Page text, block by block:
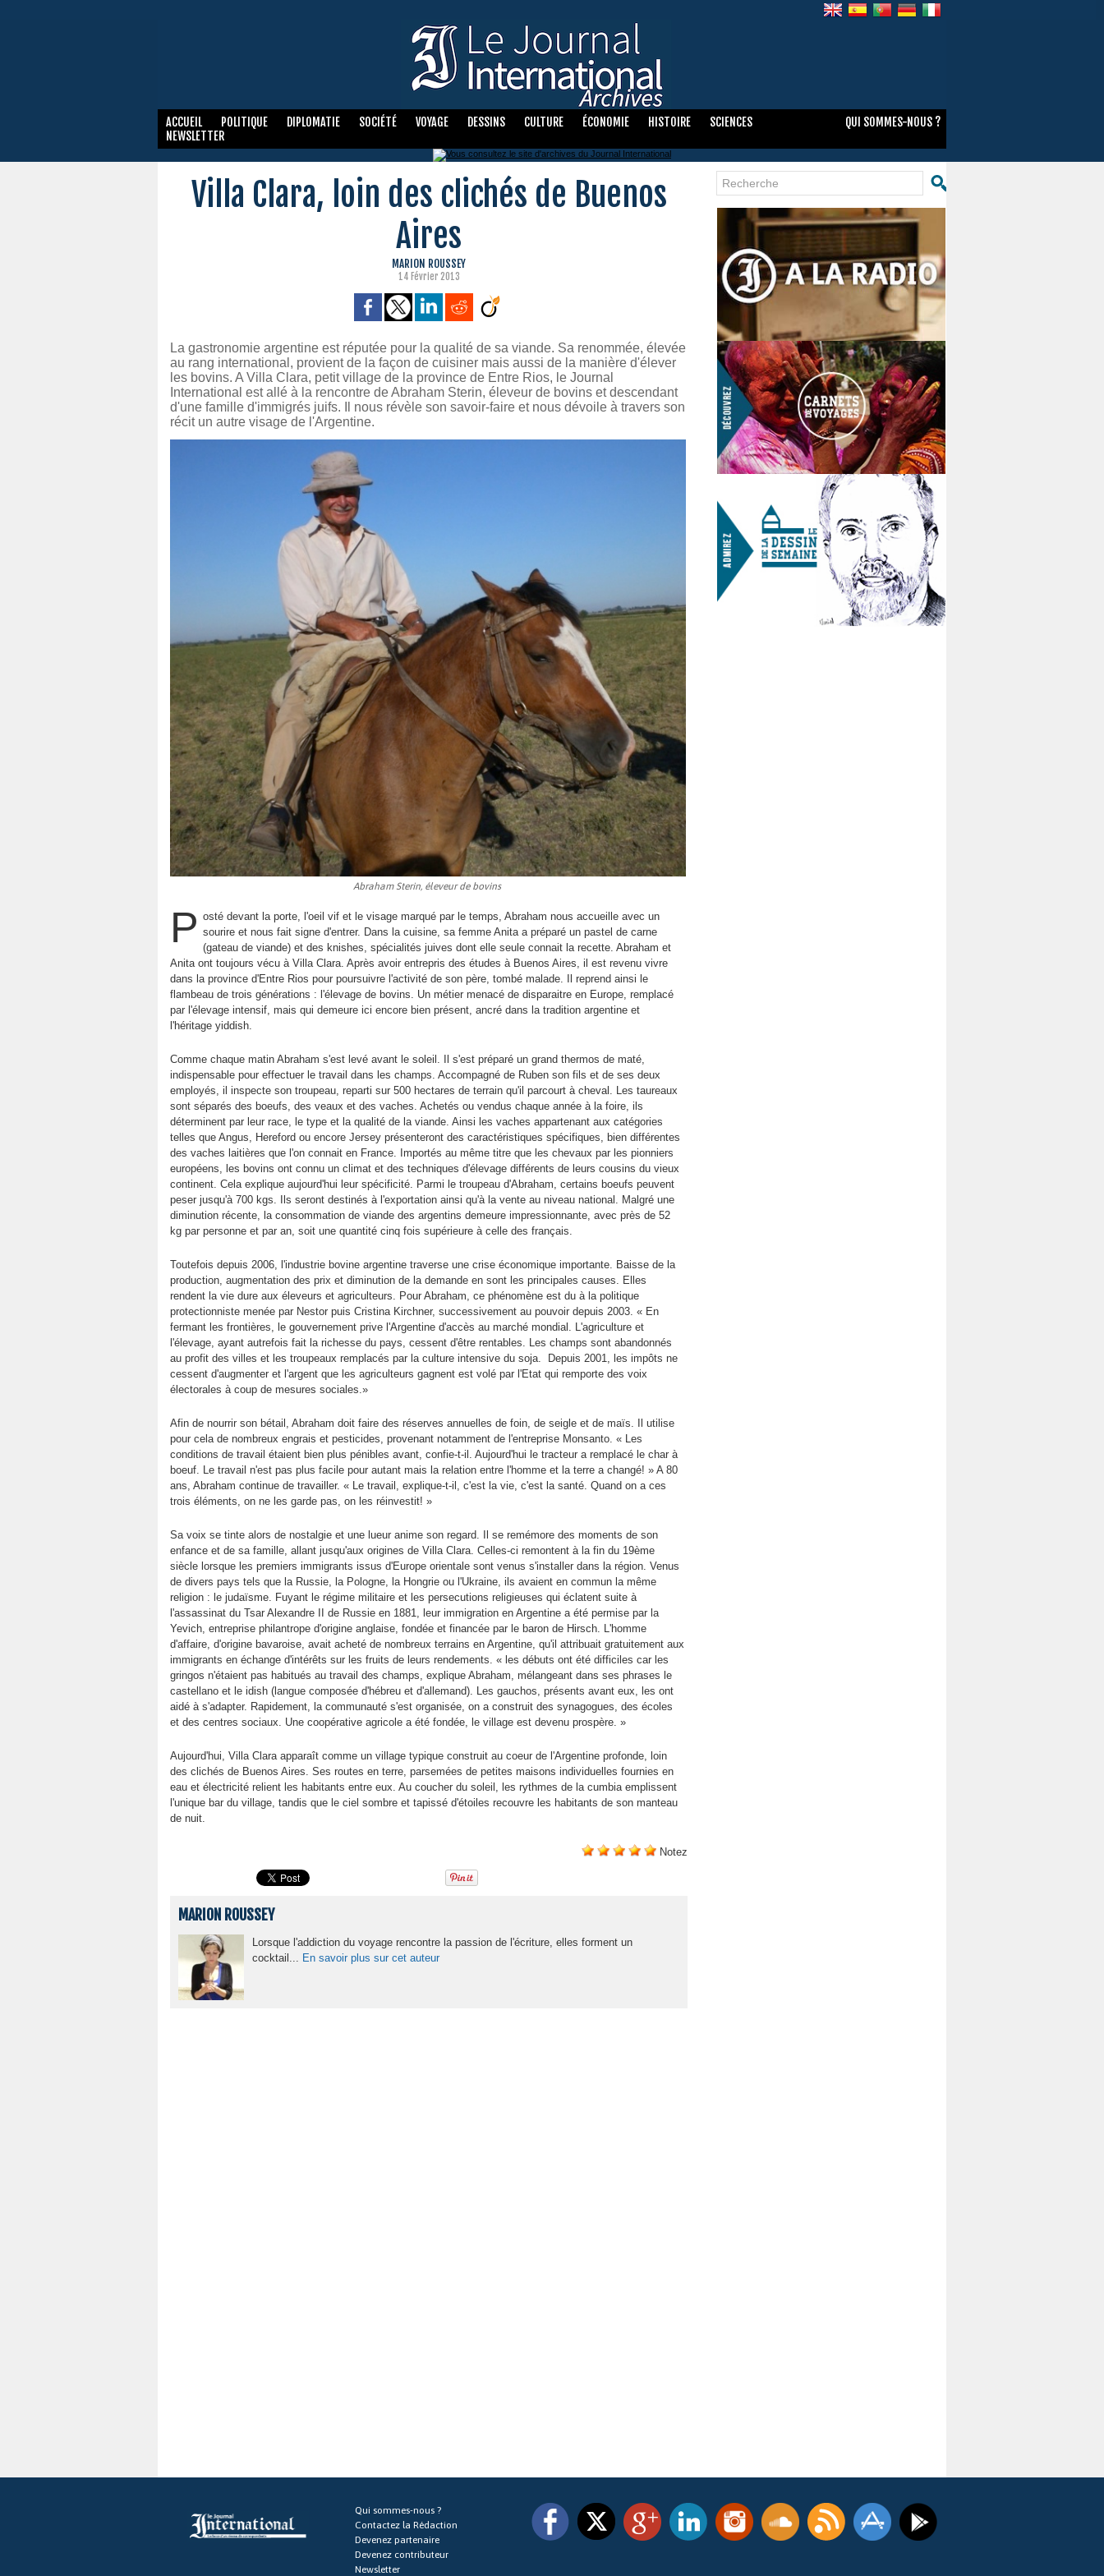
ACCUEIL POLITIQUE DIPLOMATIE SOCIÉTÉ VOYAGE DESSINS CULTURE ÉCONOMIE HISTOIRE
SCIENCES
NEWSLETTER
QUI SOMMES-NOUS ?
Villa Clara, loin des clichés de Buenos
Aires
MARION ROUSSEY
14 Février 2013
La gastronomie argentine est réputée pour la qualité de sa viande. Sa renommée, élevée
au rang international, provient de la façon de cuisiner mais aussi de la manière d'élever
les bovins. A Villa Clara, petit village de la province de Entre Rios, le Journal
International est allé à la rencontre de Abraham Sterin, éleveur de bovins et descendant
d'une famille d'immigrés juifs. Il nous révèle son savoir-faire et nous dévoile à travers son
récit un autre visage de l'Argentine.
Abraham Sterin, éleveur de bovins
P osté devant la porte, l'oeil vif et le visage marqué par le temps, Abraham nous accueille avec un
sourire et nous fait signe d'entrer. Dans la cuisine, sa femme Anita a préparé un pastel de carne
(gateau de viande) et des knishes, spécialités juives dont elle seule connait la recette. Abraham et
Anita ont toujours vécu à Villa Clara. Après avoir entrepris des études à Buenos Aires, il est revenu vivre
dans la province d'Entre Rios pour poursuivre l'activité de son père, tombé malade. Il reprend ainsi le
flambeau de trois générations : l'élevage de bovins. Un métier menacé de disparaitre en Europe, remplacé
par l'élevage intensif, mais qui demeure ici encore bien présent, ancré dans la tradition argentine et
l'héritage yiddish.
Comme chaque matin Abraham s'est levé avant le soleil. Il s'est préparé un grand thermos de maté,
indispensable pour effectuer le travail dans les champs. Accompagné de Ruben son fils et de ses deux
employés, il inspecte son troupeau, reparti sur 500 hectares de terrain qu'il parcourt à cheval. Les taureaux
sont séparés des boeufs, des veaux et des vaches. Achetés ou vendus chaque année à la foire, ils
déterminent par leur race, le type et la qualité de la viande. Ainsi les vaches appartenant aux catégories
telles que Angus, Hereford ou encore Jersey présenteront des caractéristiques spécifiques, bien différentes
des vaches laitières que l'on connait en France. Importés au même titre que les chevaux par les pionniers
européens, les bovins ont connu un climat et des techniques d'élevage différents de leurs cousins du vieux
continent. Cela explique aujourd'hui leur spécificité. Parmi le troupeau d'Abraham, certains boeufs peuvent
peser jusqu'à 700 kgs. Ils seront destinés à l'exportation ainsi qu'à la vente au niveau national. Malgré une
diminution récente, la consommation de viande des argentins demeure impressionnante, avec près de 52
kg par personne et par an, soit une quantité cinq fois supérieure à celle des français.
Toutefois depuis 2006, l'industrie bovine argentine traverse une crise économique importante. Baisse de la
production, augmentation des prix et diminution de la demande en sont les principales causes. Elles
rendent la vie dure aux éleveurs et agriculteurs. Pour Abraham, ce phénomène est du à la politique
protectionniste menée par Nestor puis Cristina Kirchner, successivement au pouvoir depuis 2003. « En
fermant les frontières, le gouvernement prive l'Argentine d'accès au marché mondial. L'agriculture et
l'élevage, ayant autrefois fait la richesse du pays, cessent d'être rentables. Les champs sont abandonnés
au profit des villes et les troupeaux remplacés par la culture intensive du soja. Depuis 2001, les impôts ne
cessent d'augmenter et l'argent que les agriculteurs gagnent est volé par l'Etat qui remporte des voix
électorales à coup de mesures sociales.»
Afin de nourrir son bétail, Abraham doit faire des réserves annuelles de foin, de seigle et de maïs. Il utilise
pour cela de nombreux engrais et pesticides, provenant notamment de l'entreprise Monsanto. « Les
conditions de travail étaient bien plus pénibles avant, confie-t-il. Aujourd'hui le tracteur a remplacé le char à
boeuf. Le travail n'est pas plus facile pour autant mais la relation entre l'homme et la terre a changé! » A 80
ans, Abraham continue de travailler. « Le travail, explique-t-il, c'est la vie, c'est la santé. Quand on a ces
trois éléments, on ne les garde pas, on les réinvestit! »
Sa voix se tinte alors de nostalgie et une lueur anime son regard. Il se remémore des moments de son
enfance et de sa famille, allant jusqu'aux origines de Villa Clara. Celles-ci remontent à la fin du 19ème
siècle lorsque les premiers immigrants issus d'Europe orientale sont venus s'installer dans la région. Venus
de divers pays tels que la Russie, la Pologne, la Hongrie ou l'Ukraine, ils avaient en commun la même
religion : le judaïsme. Fuyant le régime militaire et les persecutions religieuses qui éclatent suite à
l'assassinat du Tsar Alexandre II de Russie en 1881, leur immigration en Argentine a été permise par la
Yevich, entreprise philantrope d'origine anglaise, fondée et financée par le baron de Hirsch. L'homme
d'affaire, d'origine bavaroise, avait acheté de nombreux terrains en Argentine, qu'il attribuait gratuitement aux
immigrants en échange d'intérêts sur les fruits de leurs rendements. « les débuts ont été difficiles car les
gringos n'étaient pas habitués au travail des champs, explique Abraham, mélangeant dans ses phrases le
castellano et le idish (langue composée d'hébreu et d'allemand). Les gauchos, présents avant eux, les ont
aidé à s'adapter. Rapidement, la communauté s'est organisée, on a construit des synagogues, des écoles
et des centres sociaux. Une coopérative agricole a été fondée, le village est devenu prospère. »
Aujourd'hui, Villa Clara apparaît comme un village typique construit au coeur de l'Argentine profonde, loin
des clichés de Buenos Aires. Ses routes en terre, parsemées de petites maisons individuelles fournies en
eau et électricité relient les habitants entre eux. Au coucher du soleil, les rythmes de la cumbia emplissent
l'unique bar du village, tandis que le ciel sombre et tapissé d'étoiles recouvre les habitants de son manteau
de nuit.
Notez
MARION ROUSSEY
Lorsque l'addiction du voyage rencontre la passion de l'écriture, elles forment un
cocktail... En savoir plus sur cet auteur
Qui sommes-nous ?
Contactez la Rédaction
Devenez partenaire
Devenez contributeur
Newsletter